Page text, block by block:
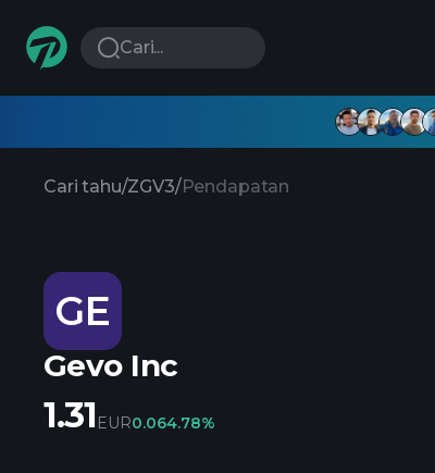
Cari...
Cari tahu/ZGV3/Pendapatan
GE
Gevo Inc
1.31 EUR0.064.78%